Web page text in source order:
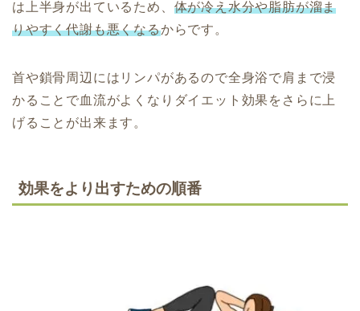
は上半身が出ているため、 体が冷え水分や脂肪が溜ま
りやすく代謝も悪くなるからです。
首や鎖骨周辺にはリンパがあるので全身浴で肩まで浸
かることで血流がよくなりダイエット効果をさらに上
げることが出来ます。
効果をより出すための順番